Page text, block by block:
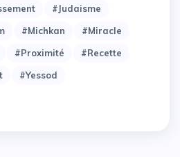
#judaisme
#michkan
#miracle
#proximité
#recette
#yessod